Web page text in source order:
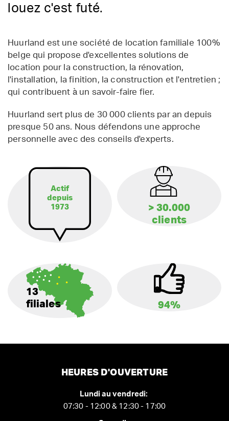
louez c'est futé.
Huurland est une société de location familiale 100%
belge qui propose d'excellentes solutions de
location pour la construction, la rénovation,
l'installation, la finition, la construction et l'entretien ;
qui contribuent à un savoir-faire fier.
Huurland sert plus de 30 000 clients par an depuis
presque 50 ans. Nous défendons une approche
personnelle avec des conseils d'experts.
Actif
depuis
1973
> 30.000
clients
13
filiales
94%
HEURES D'OUVERTURE
Lundi au vendredi:
07:30 - 12:00 & 12:30 - 17:00